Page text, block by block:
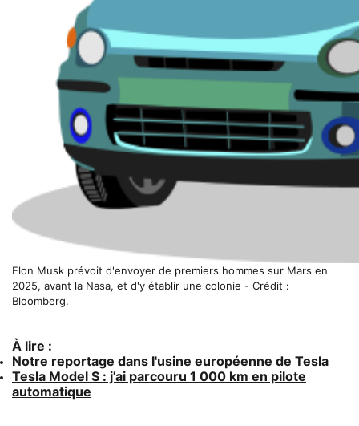
Elon Musk prévoit d'envoyer de premiers hommes sur Mars en
2025, avant la Nasa, et d'y établir une colonie - Crédit :
Bloomberg.
À lire :
Notre reportage dans l'usine européenne de Tesla
Tesla Model S : j'ai parcouru 1 000 km en pilote
automatique